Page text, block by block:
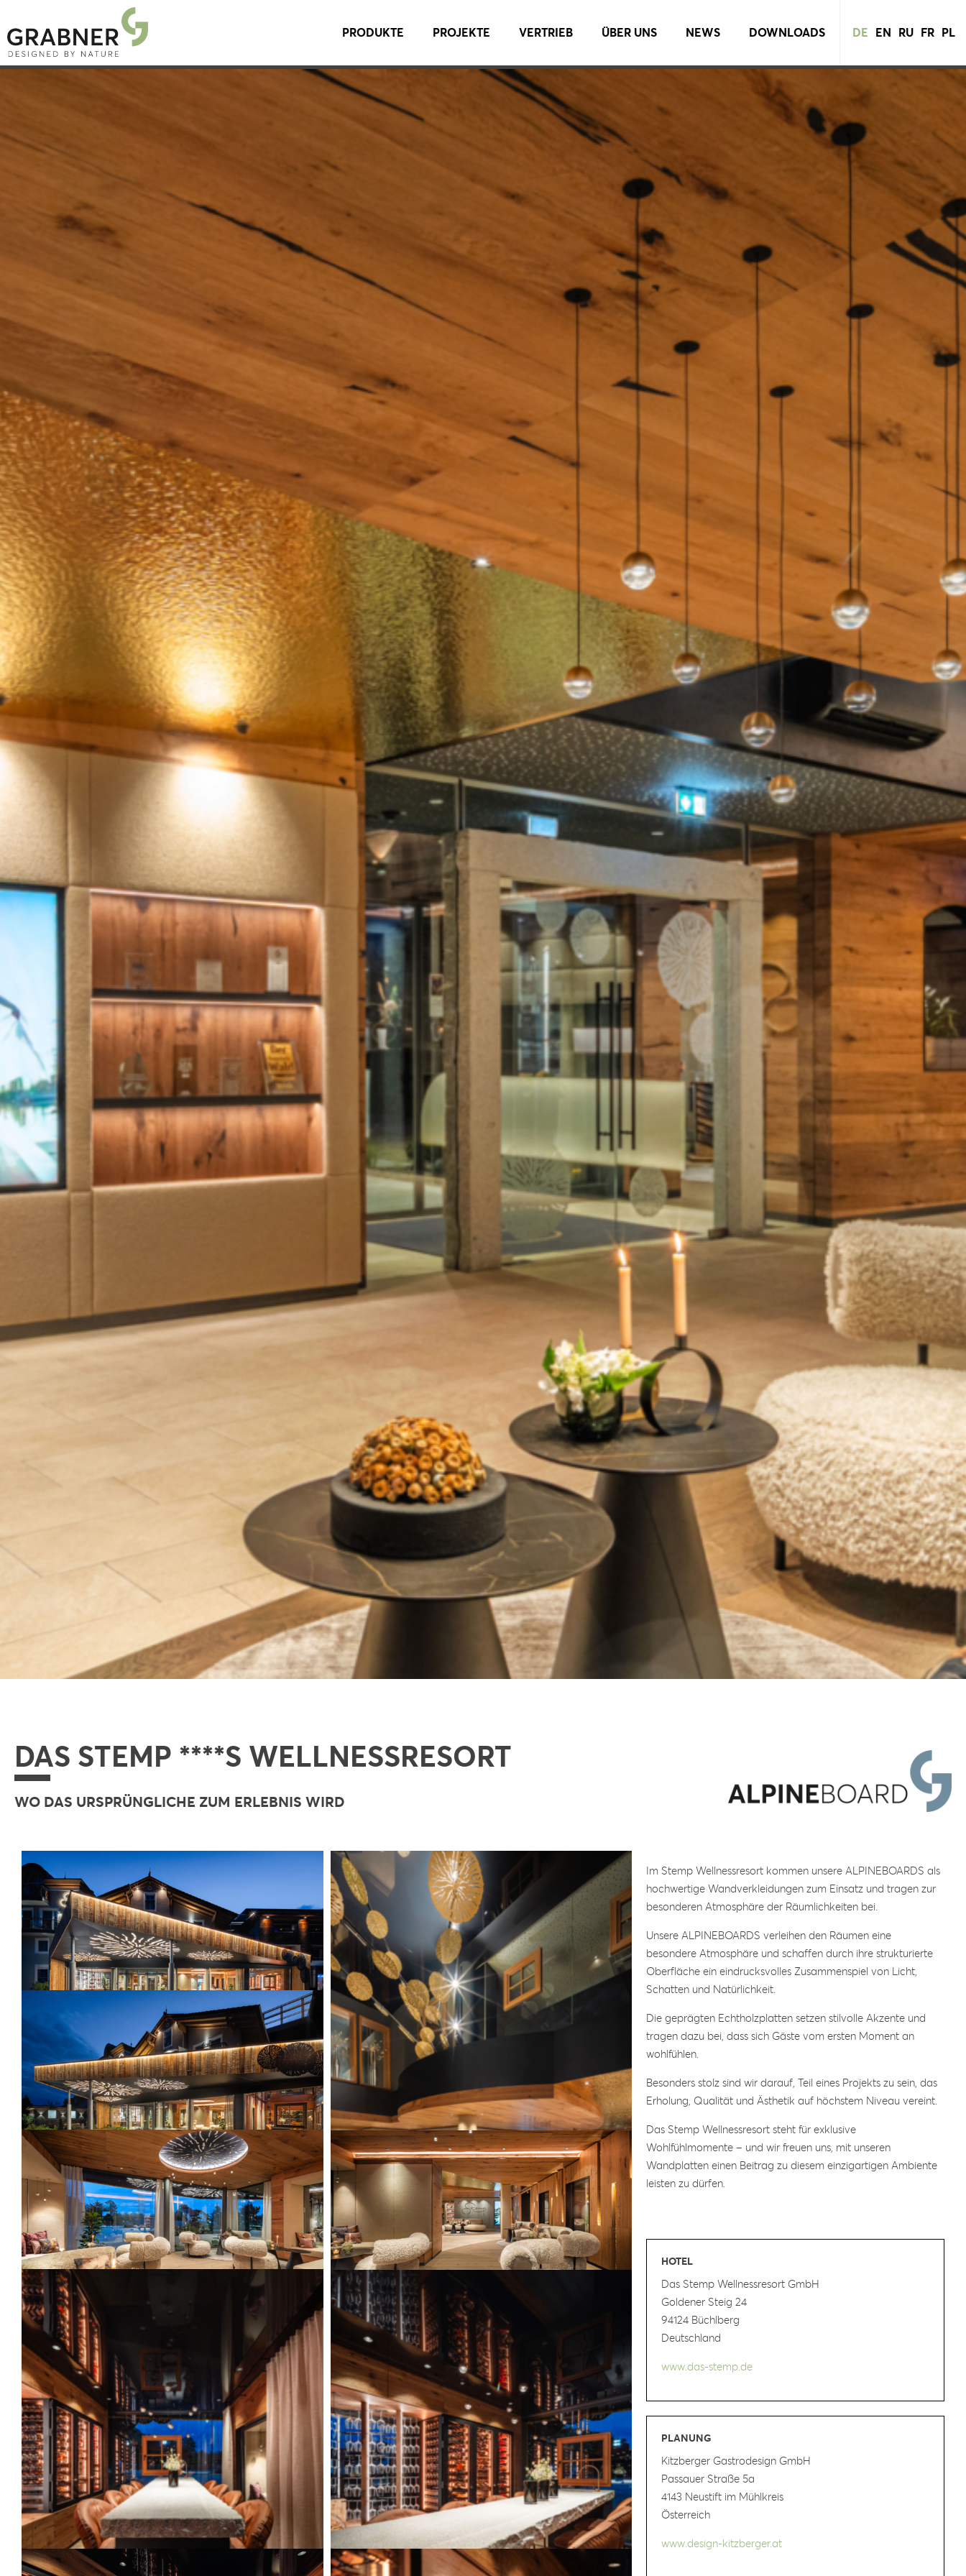
DE EN RU FR PL
PRODUKTE PROJEKTE VERTRIEB ÜBER UNS NEWS DOWNLOADS
DAS STEMP ****S WELLNESSRESORT
WO DAS URSPRÜNGLICHE ZUM ERLEBNIS WIRD
Im Stemp Wellnessresort kommen unsere ALPINEBOARDS als
hochwertige Wandverkleidungen zum Einsatz und tragen zur
besonderen Atmosphäre der Räumlichkeiten bei.
Unsere ALPINEBOARDS verleihen den Räumen eine
besondere Atmosphäre und schaffen durch ihre strukturierte
Oberfläche ein eindrucksvolles Zusammenspiel von Licht,
Schatten und Natürlichkeit.
Die geprägten Echtholzplatten setzen stilvolle Akzente und
tragen dazu bei, dass sich Gäste vom ersten Moment an
wohlfühlen.
Besonders stolz sind wir darauf, Teil eines Projekts zu sein, das
Erholung, Qualität und Ästhetik auf höchstem Niveau vereint.
Das Stemp Wellnessresort steht für exklusive
Wohlfühlmomente – und wir freuen uns, mit unseren
Wandplatten einen Beitrag zu diesem einzigartigen Ambiente
leisten zu dürfen.
HOTEL
Das Stemp Wellnessresort GmbH
Goldener Steig 24
94124 Büchlberg
Deutschland
www.das-stemp.de
PLANUNG
Kitzberger Gastrodesign GmbH
Passauer Straße 5a
4143 Neustift im Mühlkreis
Österreich
www.design-kitzberger.at